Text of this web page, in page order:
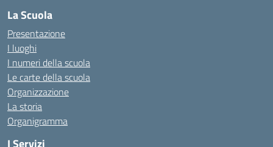
La Scuola
Presentazione
I luoghi
I numeri della scuola
Le carte della scuola
Organizzazione
La storia
Organigramma
I Servizi